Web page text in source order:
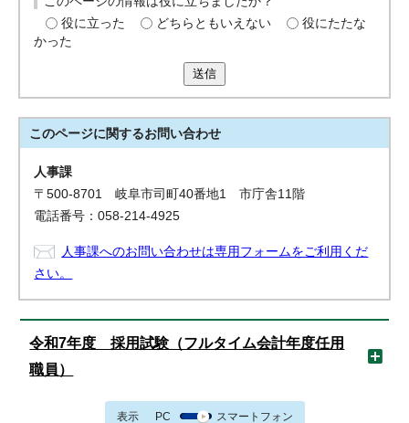
役に立った
どちらともいえない
役にたたな
かった
送信
このページに関するお問い合わせ
人事課
〒500-8701 岐阜市司町40番地1 市庁舎11階
電話番号：058-214-4925
人事課へのお問い合わせは専用フォームをご利用くだ
さい。
令和7年度 採用試験（フルタイム会計年度任用
職員）
表示 PC スマートフォン